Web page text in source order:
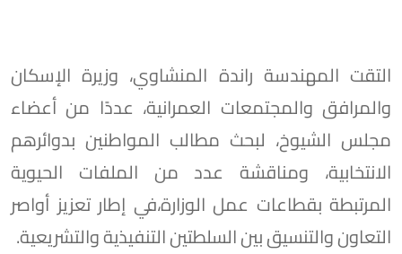
التقت المهندسة راندة المنشاوي، وزيرة الإسكان
والمرافق والمجتمعات العمرانية، عددًا من أعضاء
مجلس الشيوخ، لبحث مطالب المواطنين بدوائرهم
الانتخابية، ومناقشة عدد من الملفات الحيوية
المرتبطة بقطاعات عمل الوزارة،في إطار تعزيز أواصر
التعاون والتنسيق بين السلطتين التنفيذية والتشريعية.